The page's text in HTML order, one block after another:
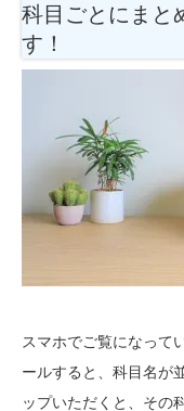
科目ごとにまと
す！
スマホでご覧になって
ールすると、科目名が
ップいただくと、その